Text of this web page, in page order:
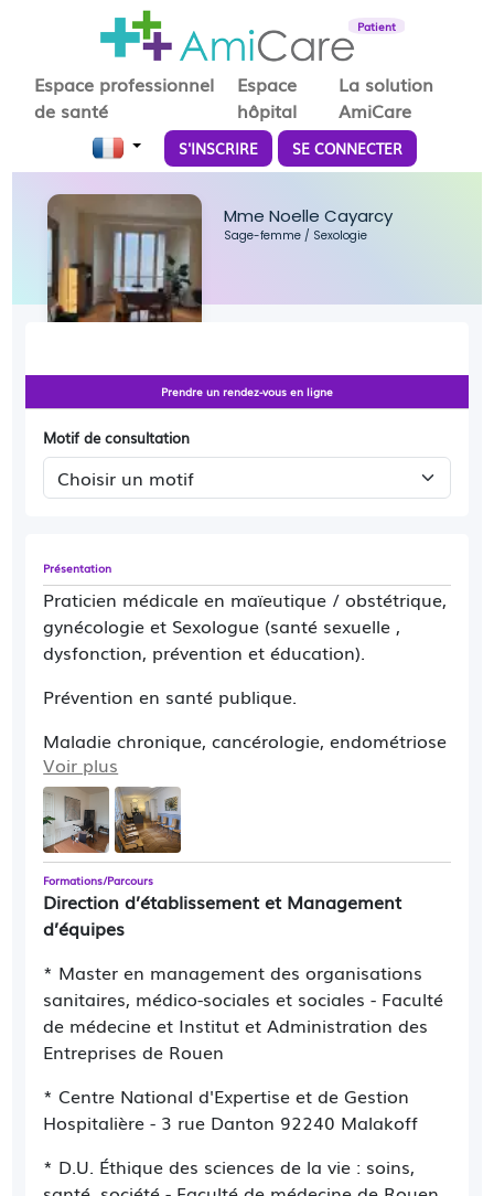
Patient
Espace professionnel
de santé
Espace
hôpital
La solution
AmiCare
S'INSCRIRE SE CONNECTER
Mme Noelle Cayarcy
Sage-femme/ Sexologie
Présentation
Praticien médicale en maïeutique / obstétrique,
gynécologie et Sexologue (santé sexuelle ,
dysfonction, prévention et éducation).
Prévention en santé publique.
Maladie chronique, cancérologie, endométriose
et handicap.
Accompagnements spécifiques :
Dans le cadre de la prévention et de la
promotion de la santé, une prise en charge
médicale et sociale, réfléchie en amont des
situations, sera mis en place pour une
coordination du parcours de soins de la mère
et de l'enfant, de l'adolescent et des adultes.
Ce parcours coordonné permettra de faciliter
l’accès aux soins auprès des autres
professionnels de santé, des établissements et
des institutions, que le patient soit en situation
Parentalité, projet de naissance, préparation à
Voir plus
Formations/Parcours
Direction d’établissement et Management
d’équipes
* Master en management des organisations
sanitaires, médico-sociales et sociales - Faculté
de médecine et Institut et Administration des
Entreprises de Rouen
* Centre National d'Expertise et de Gestion
Hospitalière - 3 rue Danton 92240 Malakoff
* D.U. Éthique des sciences de la vie : soins,
Prendre un rendez-vous en ligne
Motif de consultation